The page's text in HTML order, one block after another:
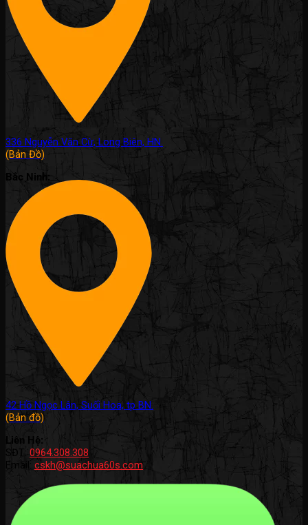
336 Nguyễn Văn Cừ, Long Biên, HN.
(Bản Đồ)
Bắc Ninh:
42 Hồ Ngọc Lân, Suối Hoa, tp BN.
(Bản đồ)
Liên Hệ:
SĐT: 0964.308.308
Email: cskh@suachua60s.com